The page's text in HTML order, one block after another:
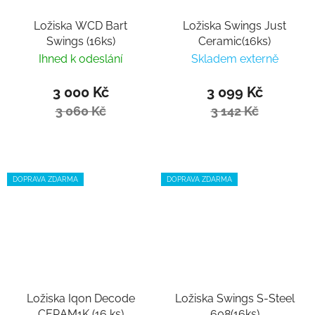
Ložiska WCD Bart
Swings (16ks)
Ihned k odeslání
3 000 Kč
3 060 Kč
Ložiska Swings Just
Ceramic(16ks)
Skladem externě
3 099 Kč
3 142 Kč
DOPRAVA ZDARMA
Ložiska Iqon Decode
DOPRAVA ZDARMA
Ložiska Swings S-Steel